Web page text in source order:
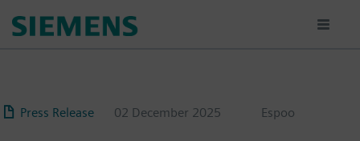
do
Press Release 02 December 2025 Espoo